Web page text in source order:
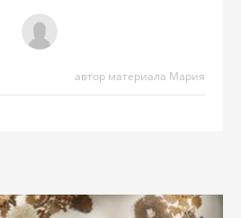
автор материала Мария